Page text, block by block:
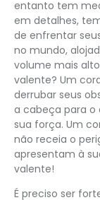
entanto tem
em detalhes,
de enfrentar
no mundo,
volume mais
valente? Um
derrubar seus
a cabeça para
sua força. Um
não receia o
apresentam à
valente!
É preciso ser